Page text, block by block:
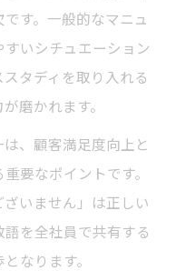
す。一般的なマニュ
いシチュエーション
タディを取り入れる
磨かれます。
、顧客満足度向上と
要なポイントです。
いません」は正しい
を全社員で共有する
なります。